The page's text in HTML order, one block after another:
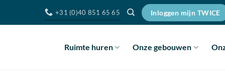
+31 (0)40 851 65 65 Inloggen mijn TWICE
Ruimte huren Onze gebouwen